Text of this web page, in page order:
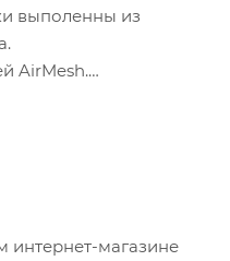
выполенны из
AirMesh.
интернет-магазине